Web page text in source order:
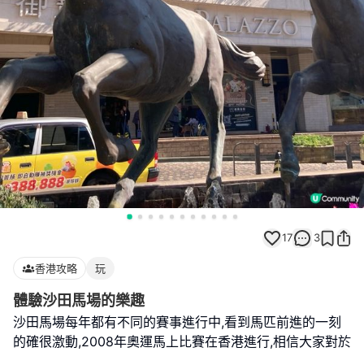
17 3
香港攻略 玩
體驗沙田馬場的樂趣
沙田馬場每年都有不同的賽事進行中,看到馬匹前進的一刻
的確很激動,2008年奧運馬上比賽在香港進行,相信大家對於